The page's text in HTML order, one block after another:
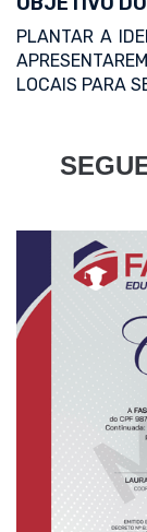
PLANTAR A
LOCAIS PARA